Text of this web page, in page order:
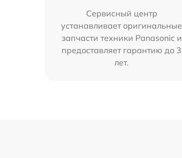
Сервисный центр
устанавливает оригинальные
запчасти техники Panasonic и
предоставляет гарантию до 3
лет.